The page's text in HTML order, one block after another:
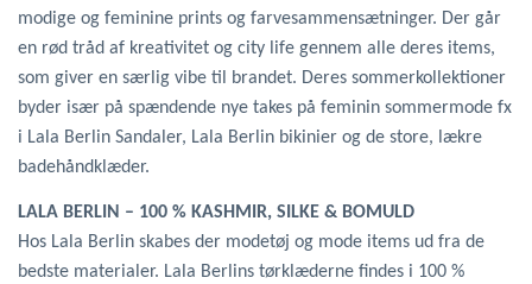
modige og feminine prints og farvesammensætninger. Der går
en rød tråd af kreativitet og city life gennem alle deres items,
som giver en særlig vibe til brandet. Deres sommerkollektioner
byder især på spændende nye takes på feminin sommermode fx
i Lala Berlin Sandaler, Lala Berlin bikinier og de store, lækre
badehåndklæder.
LALA BERLIN – 100 % KASHMIR, SILKE & BOMULD
Hos Lala Berlin skabes der modetøj og mode items ud fra de
bedste materialer. Lala Berlins tørklæderne findes i 100 %